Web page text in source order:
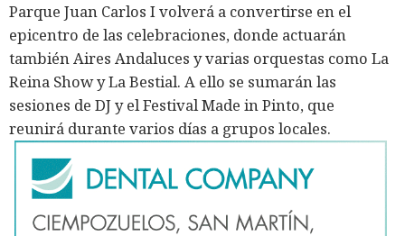
Parque Juan Carlos I volverá a convertirse en el
epicentro de las celebraciones, donde actuarán
también Aires Andaluces y varias orquestas como La
Reina Show y La Bestial. A ello se sumarán las
sesiones de DJ y el Festival Made in Pinto, que
reunirá durante varios días a grupos locales.